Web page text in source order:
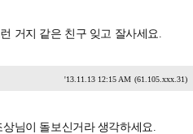
거지 같은 친구 잊고 잘사세요.
'13.11.13 12:15 AM (61.105.xxx.31)
님이 돌보신거라 생각하세요.